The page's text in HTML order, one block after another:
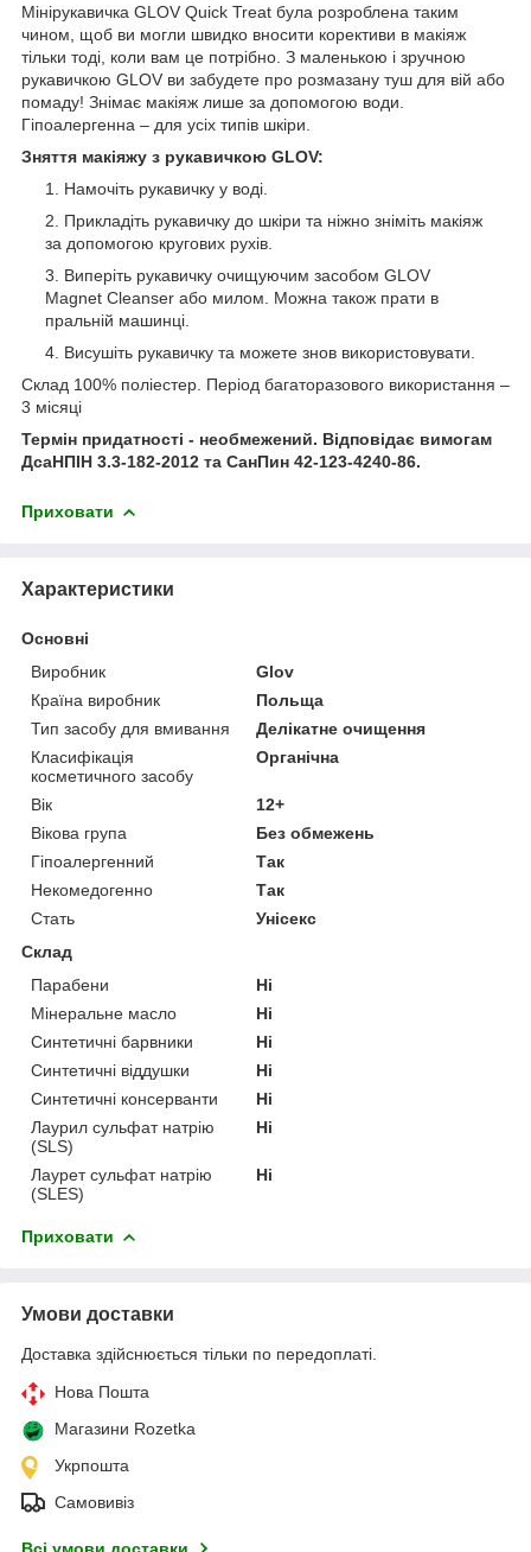
Мінірукавичка GLOV Quick Treat була розроблена таким
чином, щоб ви могли швидко вносити корективи в макіяж
тільки тоді, коли вам це потрібно. З маленькою і зручною
рукавичкою GLOV ви забудете про розмазану туш для вій або
помаду! Знімає макіяж лише за допомогою води.
Гіпоалергенна – для усіх типів шкіри.
Зняття макіяжу з рукавичкою GLOV:
Намочіть рукавичку у воді.
Прикладіть рукавичку до шкіри та ніжно зніміть макіяж
за допомогою кругових рухів.
Виперіть рукавичку очищуючим засобом GLOV
Magnet Cleanser або милом. Можна також прати в
пральній машинці.
Висушіть рукавичку та можете знов використовувати.
Склад 100% поліестер. Період багаторазового використання –
3 місяці
Термін придатності - необмежений. Відповідає вимогам
ДсаНПІН 3.3-182-2012 та СанПин 42-123-4240-86.
Приховати
Характеристики
Основні
Виробник
Glov
Країна виробник
Польща
Тип засобу для вмивання
Делікатне очищення
Класифікація
косметичного засобу
Органічна
Вік
12+
Вікова група
Без обмежень
Гіпоалергенний
Так
Некомедогенно
Так
Стать
Унісекс
Склад
Парабени
Ні
Мінеральне масло
Ні
Синтетичні барвники
Ні
Синтетичні віддушки
Ні
Синтетичні консерванти
Ні
Лаурил сульфат натрію
(SLS)
Ні
Лаурет сульфат натрію
(SLES)
Ні
Приховати
Умови доставки
Доставка здійснюється тільки по передоплаті.
Нова Пошта
Магазини Rozetka
Укрпошта
Самовивіз
Всі умови доставки